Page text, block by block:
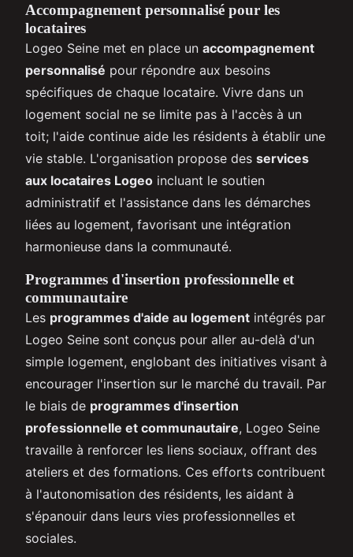
Accompagnement personnalisé pour les
locataires
Logeo Seine met en place un accompagnement
personnalisé pour répondre aux besoins
spécifiques de chaque locataire. Vivre dans un
logement social ne se limite pas à l'accès à un
toit; l'aide continue aide les résidents à établir une
vie stable. L'organisation propose des services
aux locataires Logeo incluant le soutien
administratif et l'assistance dans les démarches
liées au logement, favorisant une intégration
harmonieuse dans la communauté.
Programmes d'insertion professionnelle et
communautaire
Les programmes d'aide au logement intégrés par
Logeo Seine sont conçus pour aller au-delà d'un
simple logement, englobant des initiatives visant à
encourager l'insertion sur le marché du travail. Par
le biais de programmes d'insertion
professionnelle et communautaire, Logeo Seine
travaille à renforcer les liens sociaux, offrant des
ateliers et des formations. Ces efforts contribuent
à l'autonomisation des résidents, les aidant à
s'épanouir dans leurs vies professionnelles et
sociales.